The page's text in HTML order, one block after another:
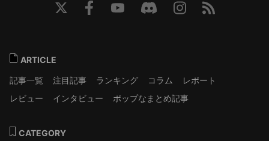
ARTICLE
記事一覧
注目記事 ランキング コラム
レポート
レビュー
インタビュー ポップなまとめ記事
CATEGORY